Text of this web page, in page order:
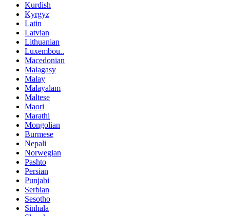
Kurdish
Kyrgyz
Latin
Latvian
Lithuanian
Luxembou..
Macedonian
Malagasy
Malay
Malayalam
Maltese
Maori
Marathi
Mongolian
Burmese
Nepali
Norwegian
Pashto
Persian
Punjabi
Serbian
Sesotho
Sinhala